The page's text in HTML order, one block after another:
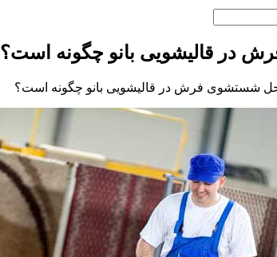
در قالیشویی بانو چگونه است؟
شستشوی فرش در قالیشویی بانو چگونه است؟